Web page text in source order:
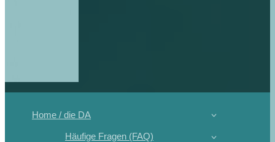
Home / die DA
Häufige Fragen (FAQ)